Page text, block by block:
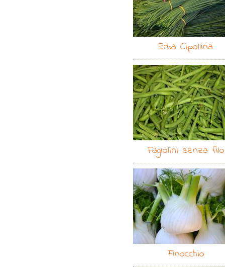
Erba Cipollina
Fagiolini senza filo
Finocchio